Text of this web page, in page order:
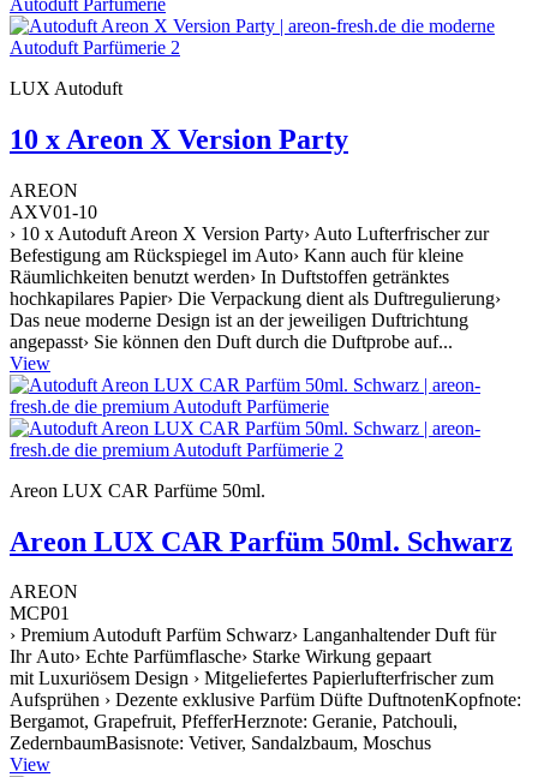
LUX Autoduft
10 x Areon X Version Party
AREON
AXV01-10
› 10 x Autoduft Areon X Version Party› Auto Lufterfrischer zur
Befestigung am Rückspiegel im Auto› Kann auch für kleine
Räumlichkeiten benutzt werden› In Duftstoffen getränktes
hochkapilares Papier› Die Verpackung dient als Duftregulierung›
Das neue moderne Design ist an der jeweiligen Duftrichtung
angepasst› Sie können den Duft durch die Duftprobe auf...
View
Areon LUX CAR Parfüme 50ml.
Areon LUX CAR Parfüm 50ml. Schwarz
AREON
MCP01
› Premium Autoduft Parfüm Schwarz› Langanhaltender Duft für
Ihr Auto› Echte Parfümflasche› Starke Wirkung gepaart
mit Luxuriösem Design › Mitgeliefertes Papierlufterfrischer zum
Aufsprühen › Dezente exklusive Parfüm Düfte DuftnotenKopfnote:
Bergamot, Grapefruit, PfefferHerznote: Geranie, Patchouli,
ZedernbaumBasisnote: Vetiver, Sandalzbaum, Moschus
View